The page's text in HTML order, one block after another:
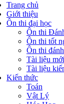
Trang chủ
Giới thiệu
Ôn thi đại học
Ôn thi
Ôn thi tốt
Ôn thi
Tài liệu
Tài liệu
Kiến thức
Toán
Vật Lý